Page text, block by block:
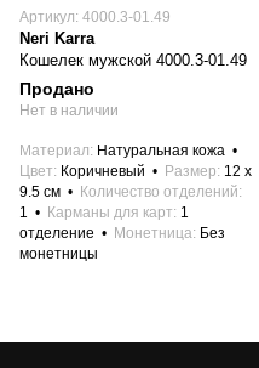
Артикул: 4000.3-01.49
Neri Karra
Кошелек мужской 4000.3-01.49
Продано
Нет в наличии
Материал
Натуральная кожа
Цвет
Коричневый Размер 12 x
9.5 см
Количество отделений
1
Карманы для карт 1
отделение
Монетница Без
монетницы